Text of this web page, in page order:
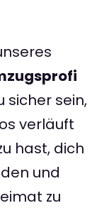
sicher sein,
verläuft
hast, dich
und
zu